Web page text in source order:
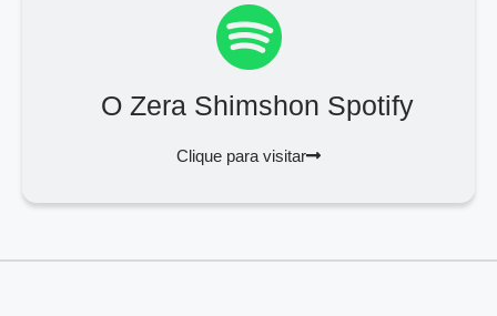
O Zera Shimshon Spotify
Clique para visitar